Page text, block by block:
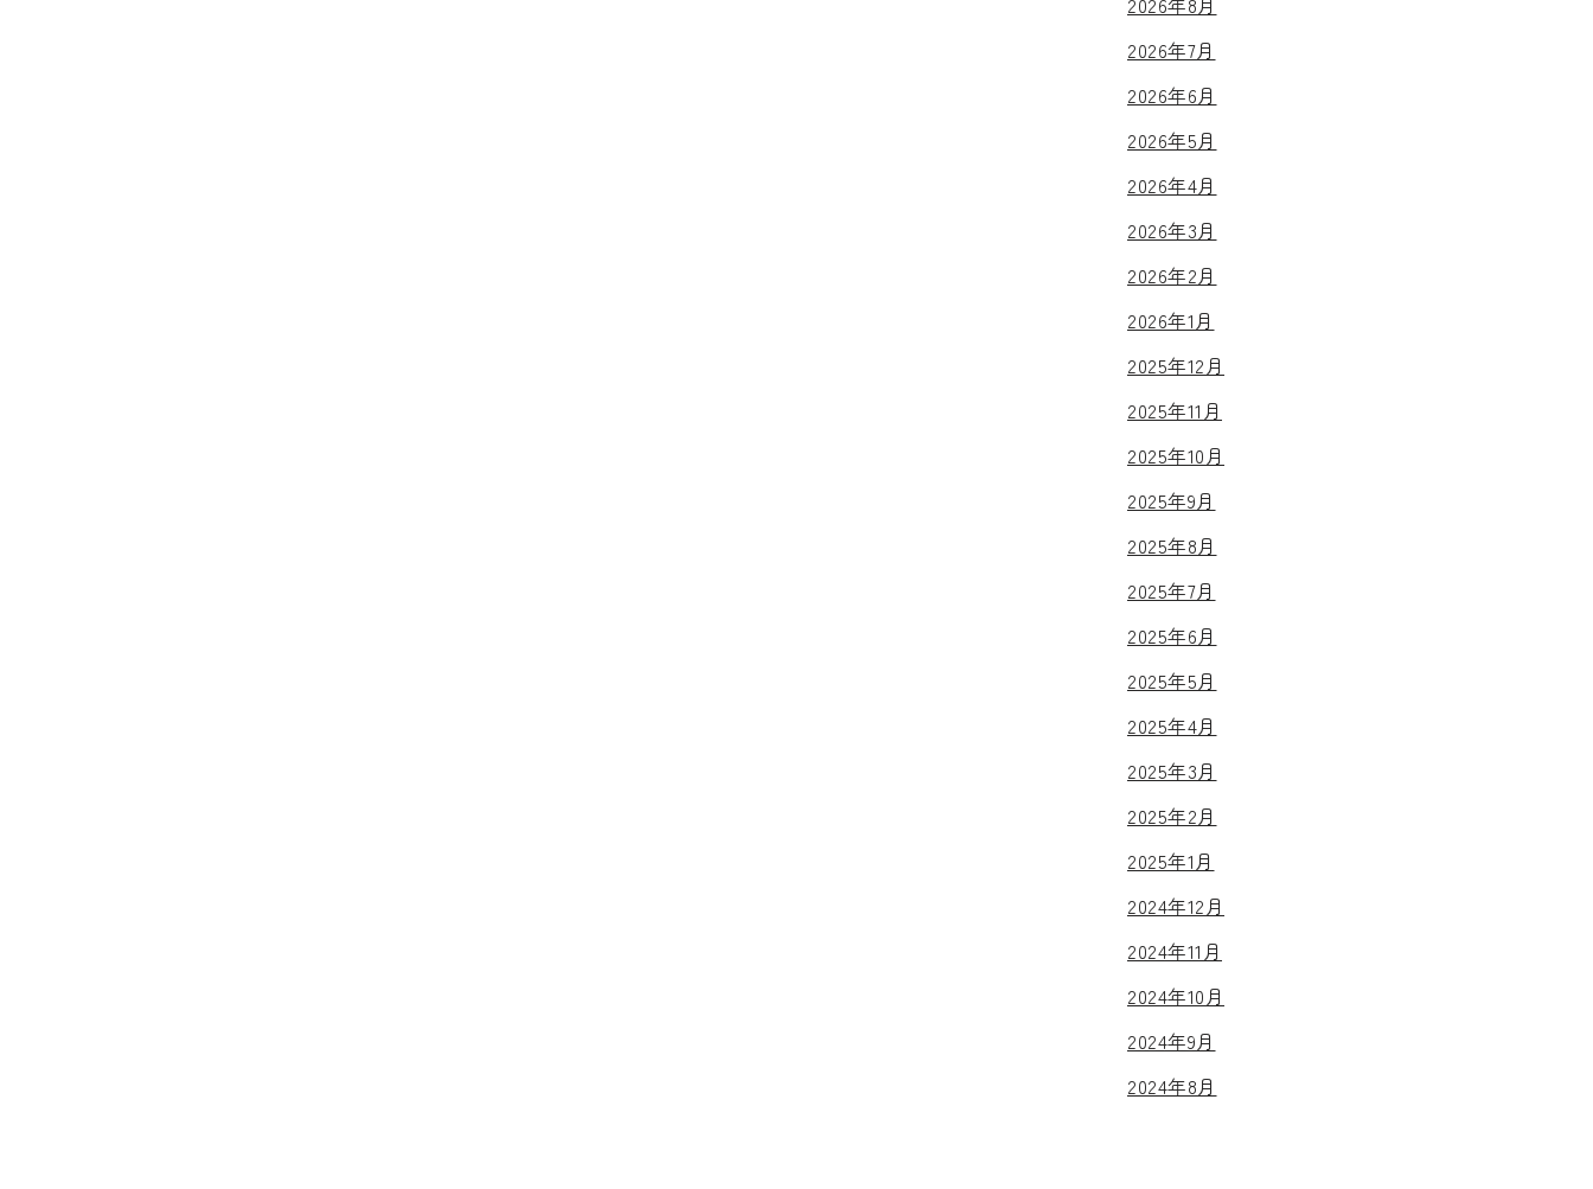
2026年7月
2026年6月
2026年5月
2026年4月
2026年3月
2026年2月
2026年1月
2025年12月
2025年11月
2025年10月
2025年9月
2025年8月
2025年7月
2025年6月
2025年5月
2025年4月
2025年3月
2025年2月
2025年1月
2024年12月
2024年11月
2024年10月
2024年9月
2024年8月